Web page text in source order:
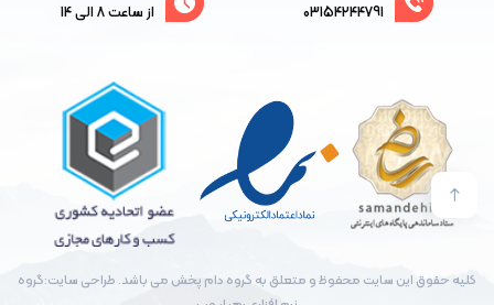
03154244791 از ساعت 8 الی 14
کلیه حقوق این سایت محفوظ و متعلق به گروه دام پخش می باشد. طراحی سایت:گروه